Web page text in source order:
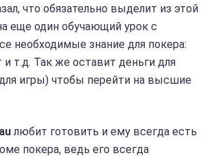
что обязательно выделит из этой
еще один обучающий урок с
необходимые знание для покера:
и т.д. Так же оставит деньги для
игры) чтобы перейти на высшие
любит готовить и ему всегда есть
покера, ведь его всегда